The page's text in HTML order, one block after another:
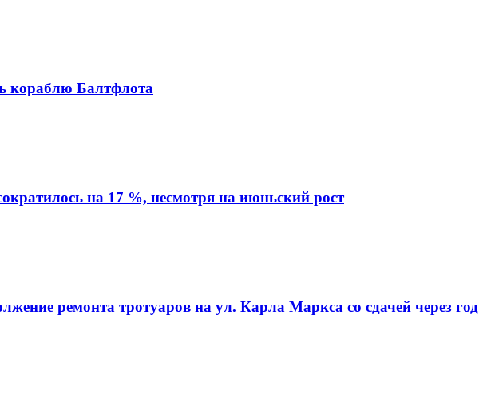
кораблю Балтфлота
на 17 %, несмотря на июньский рост
ремонта тротуаров на ул. Карла Маркса со сдачей через год